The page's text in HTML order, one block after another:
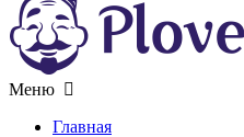
Меню
Главная